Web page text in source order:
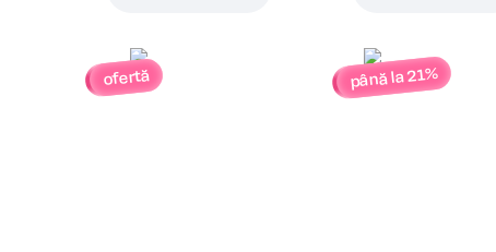
ofertă până la 21%